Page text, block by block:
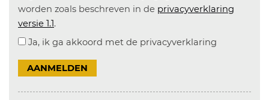
worden zoals beschreven in de privacyverklaring
versie 1.1.
Ja, ik ga akkoord met de privacyverklaring
AANMELDEN